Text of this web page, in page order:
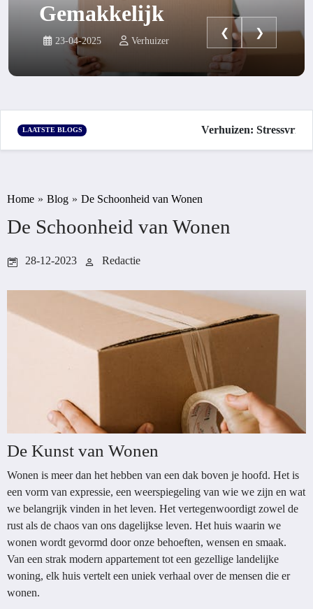
Gemakkelijk
23-04-2025 Verhuizer
❮ ❯
LAATSTE BLOGS Verhuizen: Stressvrij
Home » Blog » De Schoonheid van Wonen
De Schoonheid van Wonen
28-12-2023 Redactie
De Kunst van Wonen
Wonen is meer dan het hebben van een dak boven je hoofd. Het is
een vorm van expressie, een weerspiegeling van wie we zijn en wat
we belangrijk vinden in het leven. Het vertegenwoordigt zowel de
rust als de chaos van ons dagelijkse leven. Het huis waarin we
wonen wordt gevormd door onze behoeften, wensen en smaak.
Van een strak modern appartement tot een gezellige landelijke
woning, elk huis vertelt een uniek verhaal over de mensen die er
wonen.